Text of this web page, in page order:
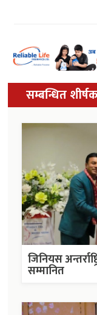
सम्बन्धित
जिनियस
सम्मानित